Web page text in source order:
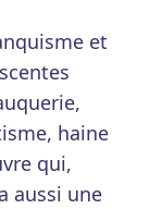
et
haine
qui,
aussi une